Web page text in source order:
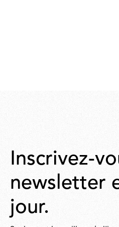
Inscrivez-
newsletter
jour.